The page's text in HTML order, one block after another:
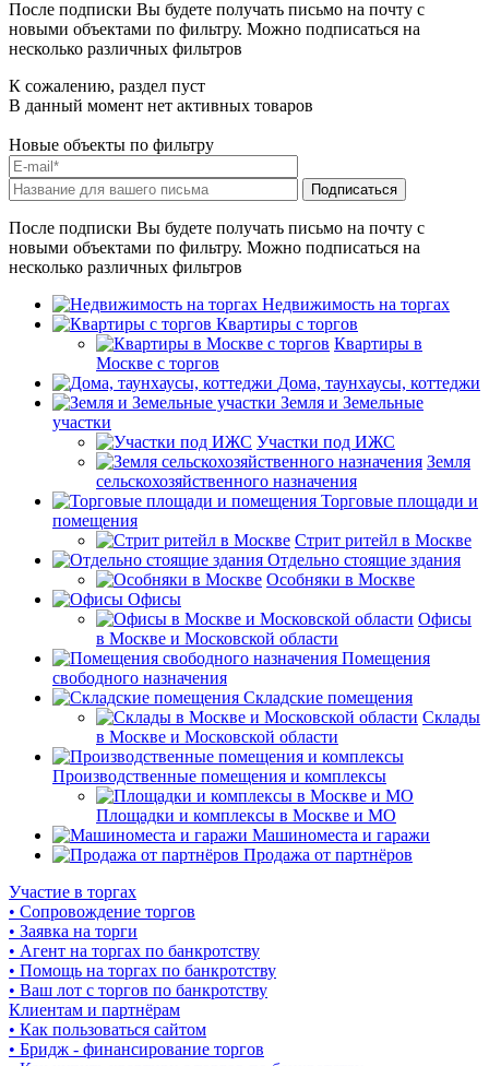
После подписки Вы будете получать письмо на почту с
новыми объектами по фильтру. Можно подписаться на
несколько различных фильтров
К сожалению, раздел пуст
В данный момент нет активных товаров
Новые объекты по фильтру
После подписки Вы будете получать письмо на почту с
новыми объектами по фильтру. Можно подписаться на
несколько различных фильтров
Недвижимость на торгах
Квартиры с торгов
Квартиры в
Москве с торгов
Дома, таунхаусы, коттеджи
Земля и Земельные
участки
Участки под ИЖС
Земля
сельскохозяйственного назначения
Торговые площади и
помещения
Стрит ритейл в Москве
Отдельно стоящие здания
Особняки в Москве
Офисы
Офисы
в Москве и Московской области
Помещения
свободного назначения
Складские помещения
Склады
в Москве и Московской области
Производственные помещения и комплексы
Площадки и комплексы в Москве и МО
Машиноместа и гаражи
Продажа от партнёров
Участие в торгах
• Сопровождение торгов
• Заявка на торги
• Агент на торгах по банкротству
• Помощь на торгах по банкротству
• Ваш лот с торгов по банкротству
Клиентам и партнёрам
• Как пользоваться сайтом
• Бридж - финансирование торгов